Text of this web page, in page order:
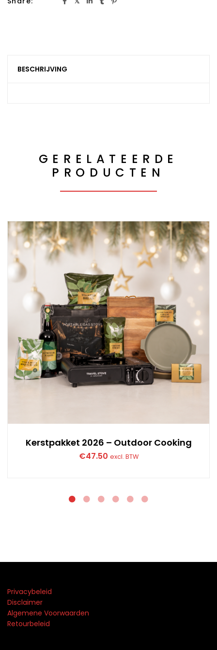
BESCHRIJVING
GERELATEERDE
PRODUCTEN
Kerstpakket 2026 – Outdoor Cooking
€47.50 excl. BTW
Privacybeleid
Disclaimer
Algemene Voorwaarden
Retourbeleid